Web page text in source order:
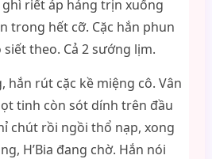
riết áp háng trịn xuống
trong hết cỡ. Cặc hắn phun
theo. Cả 2 sướng lịm.
hắn rút cặc kề miệng cô. Vân
tinh còn sót dính trên đầu
chút rồi ngồi thổ nạp, xong
H’Bia đang chờ. Hắn nói